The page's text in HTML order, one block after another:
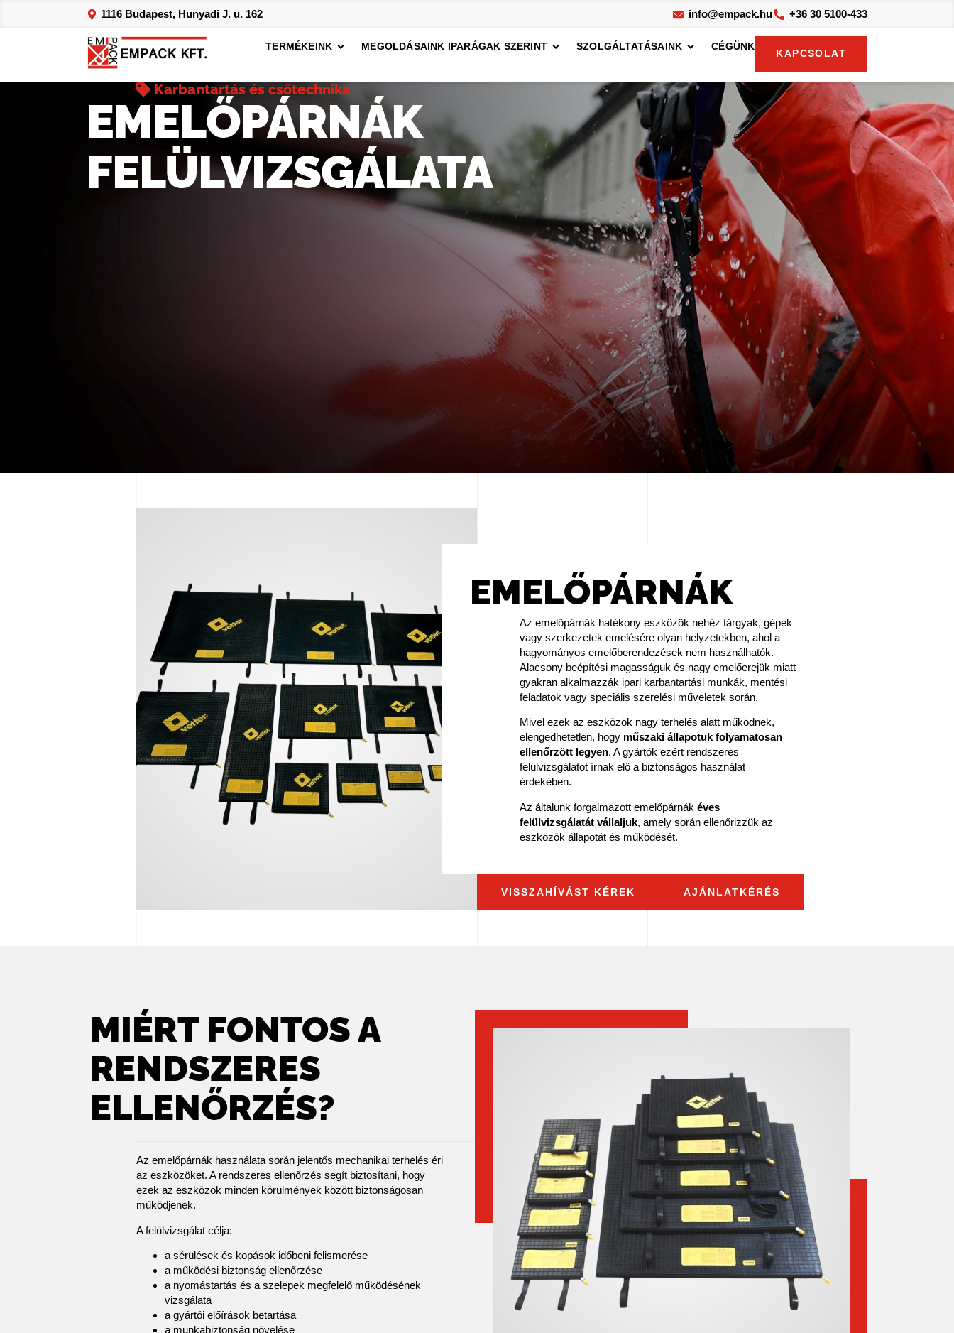
1116 Budapest, Hunyadi J. u. 162 info@empack.hu +36 30 5100-433
TERMÉKEINK MEGOLDÁSAINK IPARÁGAK SZERINT SZOLGÁLTATÁSAINK CÉGÜNK
KAPCSOLAT
Karbantartás és csőtechnika
EMELŐPÁRNÁK
FELÜLVIZSGÁLATA
EMELŐPÁRNÁK
Az emelőpárnák hatékony eszközök nehéz tárgyak, gépek
vagy szerkezetek emelésére olyan helyzetekben, ahol a
hagyományos emelőberendezések nem használhatók.
Alacsony beépítési magasságuk és nagy emelőerejük miatt
gyakran alkalmazzák ipari karbantartási munkák, mentési
feladatok vagy speciális szerelési műveletek során.
Mivel ezek az eszközök nagy terhelés alatt működnek,
elengedhetetlen, hogy műszaki állapotuk folyamatosan
ellenőrzött legyen. A gyártók ezért rendszeres
felülvizsgálatot írnak elő a biztonságos használat
érdekében.
Az általunk forgalmazott emelőpárnák éves
felülvizsgálatát vállaljuk, amely során ellenőrizzük az
eszközök állapotát és működését.
VISSZAHÍVÁST KÉREK AJÁNLATKÉRÉS
MIÉRT FONTOS A
RENDSZERES
ELLENŐRZÉS?
Az emelőpárnák használata során jelentős mechanikai terhelés éri
az eszközöket. A rendszeres ellenőrzés segít biztosítani, hogy
ezek az eszközök minden körülmények között biztonságosan
működjenek.
A felülvizsgálat célja:
a sérülések és kopások időbeni felismerése
a működési biztonság ellenőrzése
a nyomástartás és a szelepek megfelelő működésének
vizsgálata
a gyártói előírások betartása
a munkabiztonság növelése